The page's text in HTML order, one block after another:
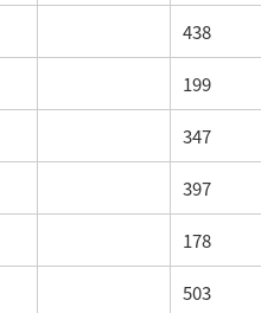
438
199
347
397
178
503